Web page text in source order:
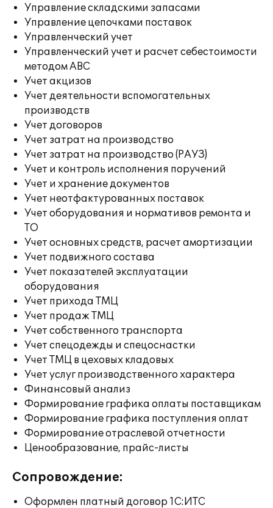
Управление складскими запасами
Управление цепочками поставок
Управленческий учет
Управленческий учет и расчет себестоимости
методом ABC
Учет акцизов
Учет деятельности вспомогательных
производств
Учет договоров
Учет затрат на производство
Учет затрат на производство (РАУЗ)
Учет и контроль исполнения поручений
Учет и хранение документов
Учет неотфактурованных поставок
Учет оборудования и нормативов ремонта и
ТО
Учет основных средств, расчет амортизации
Учет подвижного состава
Учет показателей эксплуатации
оборудования
Учет прихода ТМЦ
Учет продаж ТМЦ
Учет собственного транспорта
Учет спецодежды и спецоснастки
Учет ТМЦ в цеховых кладовых
Учет услуг производственного характера
Финансовый анализ
Формирование графика оплаты поставщикам
Формирование графика поступления оплат
Формирование отраслевой отчетности
Ценообразование, прайс-листы
Сопровождение:
Оформлен платный договор 1С:ИТС